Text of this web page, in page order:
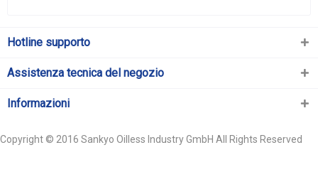
Hotline supporto
Assistenza tecnica del negozio
Informazioni
Copyright © 2016 Sankyo Oilless Industry GmbH All Rights Reserved